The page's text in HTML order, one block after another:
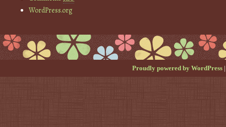
WordPress.org
Proudly powered by WordPress